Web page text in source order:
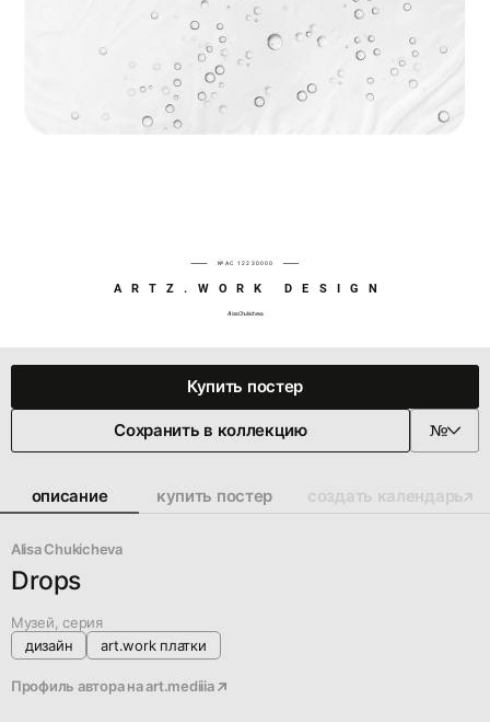
№AC 12230000
ARTZ.WORK DESIGN
Alisa Chukicheva
Купить постер
Сохранить в коллекцию
описание купить постер создать календарь
Alisa Chukicheva
Drops
Музей, серия
дизайн
art.work платки
Профиль автора наart.mediiia